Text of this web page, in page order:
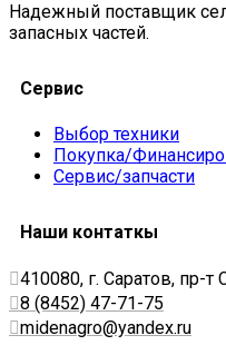
Надежный поставщик
запасных частей.
Сервис
Выбор техники
Покупка/
Сервис/запчасти
Наши контаткы
410080, г. Саратов, пр-т
8 (8452) 47-71-75
midenagro@yandex.ru